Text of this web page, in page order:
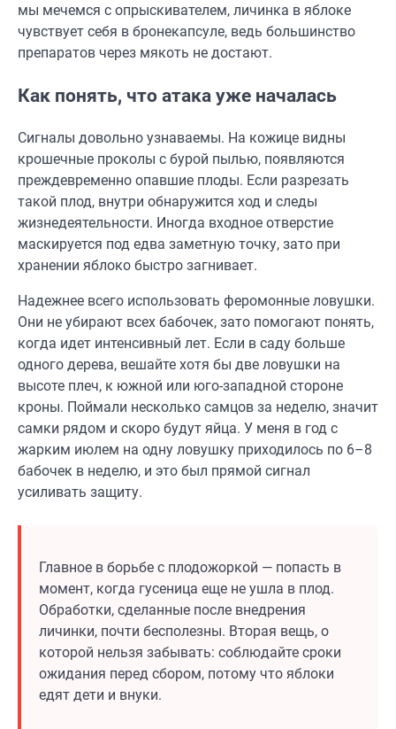
мы мечемся с опрыскивателем, личинка в яблоке
чувствует себя в бронекапсуле, ведь большинство
препаратов через мякоть не достают.
Как понять, что атака уже началась
Сигналы довольно узнаваемы. На кожице видны
крошечные проколы с бурой пылью, появляются
преждевременно опавшие плоды. Если разрезать
такой плод, внутри обнаружится ход и следы
жизнедеятельности. Иногда входное отверстие
маскируется под едва заметную точку, зато при
хранении яблоко быстро загнивает.
Надежнее всего использовать феромонные ловушки.
Они не убирают всех бабочек, зато помогают понять,
когда идет интенсивный лет. Если в саду больше
одного дерева, вешайте хотя бы две ловушки на
высоте плеч, к южной или юго-западной стороне
кроны. Поймали несколько самцов за неделю, значит
самки рядом и скоро будут яйца. У меня в год с
жарким июлем на одну ловушку приходилось по 6–8
бабочек в неделю, и это был прямой сигнал
усиливать защиту.
Главное в борьбе с плодожоркой — попасть в
момент, когда гусеница еще не ушла в плод.
Обработки, сделанные после внедрения
личинки, почти бесполезны. Вторая вещь, о
которой нельзя забывать: соблюдайте сроки
ожидания перед сбором, потому что яблоки
едят дети и внуки.